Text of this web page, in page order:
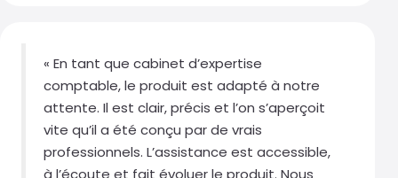
comptable, le produit est adapté à notre
attente. Il est clair, précis et l’on s’aperçoit
vite qu’il a été conçu par de vrais
professionnels. L’assistance est accessible,
à l’écoute et fait évoluer le produit. Nous
n’hésiterions pas à le recommander. »